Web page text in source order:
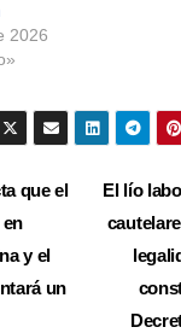
2026
El lío
que el
y el
un